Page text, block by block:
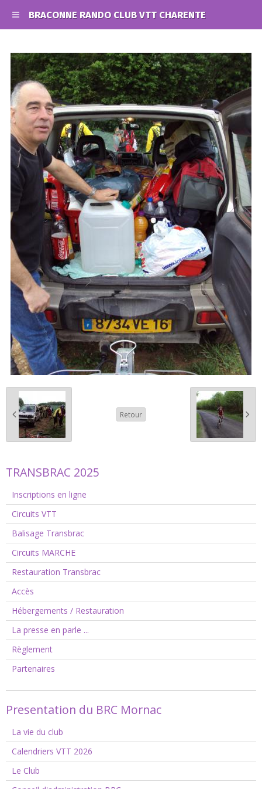
BRACONNE RANDO CLUB VTT CHARENTE
Retour
TRANSBRAC 2025
Inscriptions en ligne
Circuits VTT
Balisage Transbrac
Circuits MARCHE
Restauration Transbrac
Accès
Hébergements / Restauration
La presse en parle ...
Règlement
Partenaires
Presentation du BRC Mornac
La vie du club
Calendriers VTT 2026
Le Club